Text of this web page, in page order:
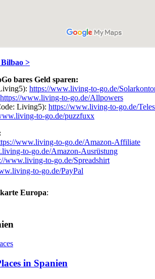
>
bares Geld sparen:
https://www.living-to-go.de/
https://www.living-to-go.de/Allpowers
Living5): https://www.living-to-go.de/
to-go.de/puzzfuxx
www.living-to-go.de/Amazon-Affiliate
to-go.de/Amazon-Ausrüstung
www.living-to-go.de/Spreadshirt
to-go.de/PayPal
Europa:
in Spanien